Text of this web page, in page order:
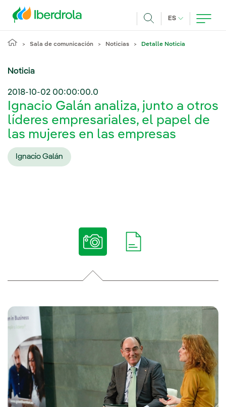
ES IDIOMA
Sala de comunicación Noticias Detalle Noticia
Noticia
2018-10-02 00:00:00.0
Ignacio Galán analiza, junto a otros
líderes empresariales, el papel de
las mujeres en las empresas
Ignacio Galán